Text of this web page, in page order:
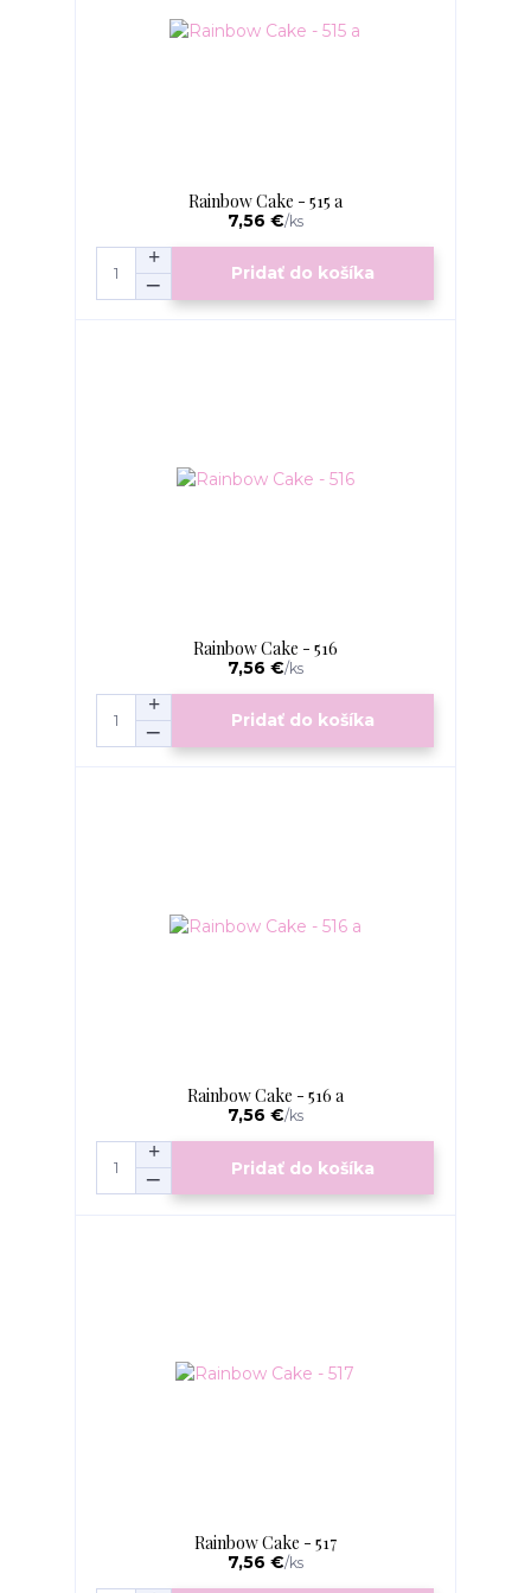
Rainbow Cake - 515 a
7,56 €/ks
Pridať do košíka
Rainbow Cake - 516
7,56 €/ks
Pridať do košíka
Rainbow Cake - 516 a
7,56 €/ks
Pridať do košíka
Rainbow Cake - 517
7,56 €/ks